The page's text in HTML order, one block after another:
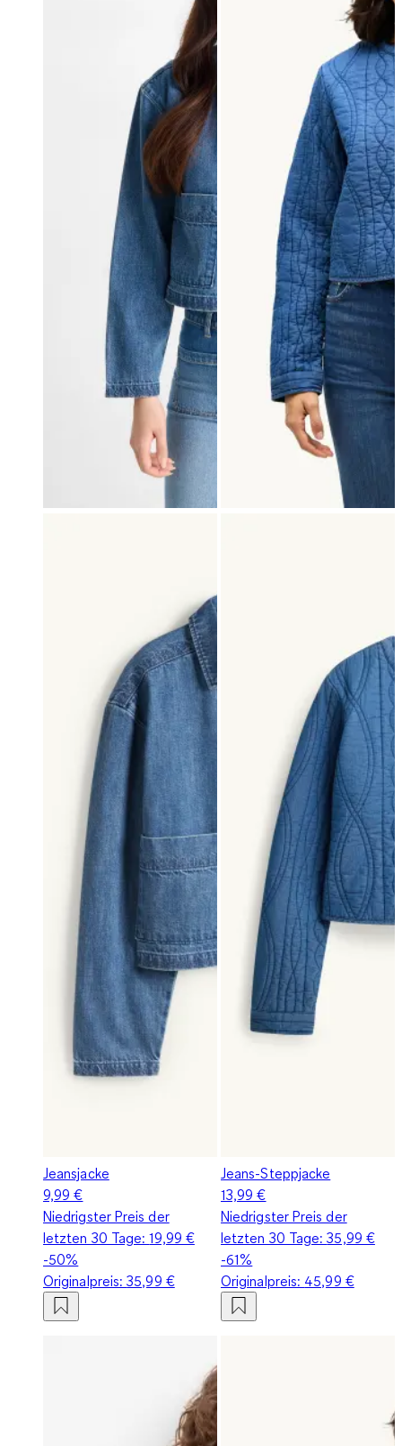
Jeansjacke
9,99 €
Niedrigster Preis der
letzten 30 Tage:19,99 €
-50%
Originalpreis:35,99 €
Jeans-Steppjacke
13,99 €
Niedrigster Preis der
letzten 30 Tage:35,99 €
-61%
Originalpreis: 45,99 €